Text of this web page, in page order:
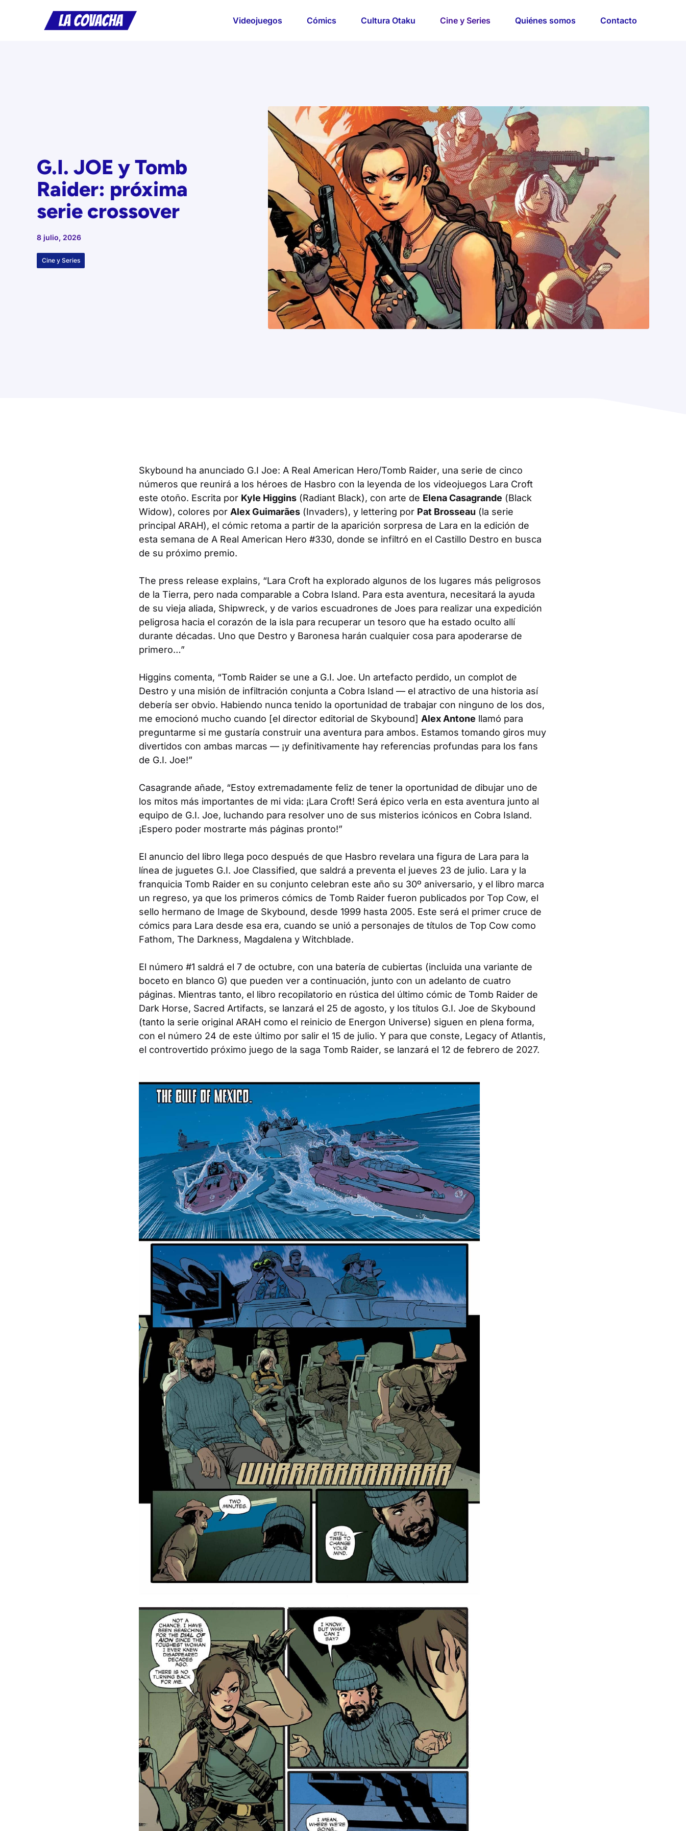
Videojuegos Cómics Cultura Otaku Cine y Series Quiénes somos Contacto
G.I. JOE y Tomb
Raider: próxima
serie crossover
8 julio, 2026
Cine y Series
Skybound ha anunciado G.I Joe: A Real American Hero/Tomb Raider, una serie de cinco
números que reunirá a los héroes de Hasbro con la leyenda de los videojuegos Lara Croft
este otoño. Escrita por Kyle Higgins (Radiant Black), con arte de Elena Casagrande (Black
Widow), colores por Alex Guimarães (Invaders), y lettering por Pat Brosseau (la serie
principal ARAH), el cómic retoma a partir de la aparición sorpresa de Lara en la edición de
esta semana de A Real American Hero #330, donde se infiltró en el Castillo Destro en busca
de su próximo premio.
The press release explains, “Lara Croft ha explorado algunos de los lugares más peligrosos
de la Tierra, pero nada comparable a Cobra Island. Para esta aventura, necesitará la ayuda
de su vieja aliada, Shipwreck, y de varios escuadrones de Joes para realizar una expedición
peligrosa hacia el corazón de la isla para recuperar un tesoro que ha estado oculto allí
durante décadas. Uno que Destro y Baronesa harán cualquier cosa para apoderarse de
primero…”
Higgins comenta, “Tomb Raider se une a G.I. Joe. Un artefacto perdido, un complot de
Destro y una misión de infiltración conjunta a Cobra Island — el atractivo de una historia así
debería ser obvio. Habiendo nunca tenido la oportunidad de trabajar con ninguno de los dos,
me emocionó mucho cuando [el director editorial de Skybound] Alex Antone llamó para
preguntarme si me gustaría construir una aventura para ambos. Estamos tomando giros muy
divertidos con ambas marcas — ¡y definitivamente hay referencias profundas para los fans
de G.I. Joe!”
Casagrande añade, “Estoy extremadamente feliz de tener la oportunidad de dibujar uno de
los mitos más importantes de mi vida: ¡Lara Croft! Será épico verla en esta aventura junto al
equipo de G.I. Joe, luchando para resolver uno de sus misterios icónicos en Cobra Island.
¡Espero poder mostrarte más páginas pronto!”
El anuncio del libro llega poco después de que Hasbro revelara una figura de Lara para la
línea de juguetes G.I. Joe Classified, que saldrá a preventa el jueves 23 de julio. Lara y la
franquicia Tomb Raider en su conjunto celebran este año su 30º aniversario, y el libro marca
un regreso, ya que los primeros cómics de Tomb Raider fueron publicados por Top Cow, el
sello hermano de Image de Skybound, desde 1999 hasta 2005. Este será el primer cruce de
cómics para Lara desde esa era, cuando se unió a personajes de títulos de Top Cow como
Fathom, The Darkness, Magdalena y Witchblade.
El número #1 saldrá el 7 de octubre, con una batería de cubiertas (incluida una variante de
boceto en blanco G) que pueden ver a continuación, junto con un adelanto de cuatro
páginas. Mientras tanto, el libro recopilatorio en rústica del último cómic de Tomb Raider de
Dark Horse, Sacred Artifacts, se lanzará el 25 de agosto, y los títulos G.I. Joe de Skybound
(tanto la serie original ARAH como el reinicio de Energon Universe) siguen en plena forma,
con el número 24 de este último por salir el 15 de julio. Y para que conste, Legacy of Atlantis,
el controvertido próximo juego de la saga Tomb Raider, se lanzará el 12 de febrero de 2027.